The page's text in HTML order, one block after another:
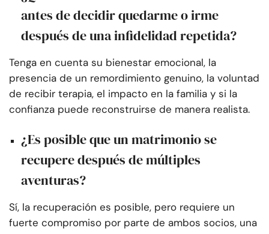
antes de decidir quedarme o irme
después de una infidelidad repetida?
Tenga en cuenta su bienestar emocional, la
presencia de un remordimiento genuino, la voluntad
de recibir terapia, el impacto en la familia y si la
confianza puede reconstruirse de manera realista.
¿Es posible que un matrimonio se
recupere después de múltiples
aventuras?
Sí, la recuperación es posible, pero requiere un
fuerte compromiso por parte de ambos socios, una